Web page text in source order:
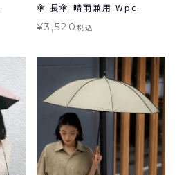
傘 長傘 晴雨兼用 Wpc.
¥3,520 税込